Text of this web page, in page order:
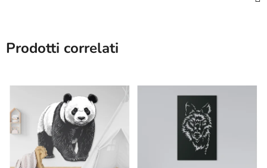
Prodotti correlati